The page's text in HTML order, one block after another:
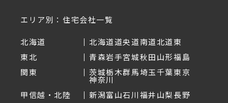
エリア別：住宅会社一覧
北海道 北海道道央道南道北道東
東北
青森岩手宮城秋田山形福島
関東
茨城栃木群馬埼玉千葉東京
神奈川
甲信越・北陸
新潟富山石川福井山梨長野